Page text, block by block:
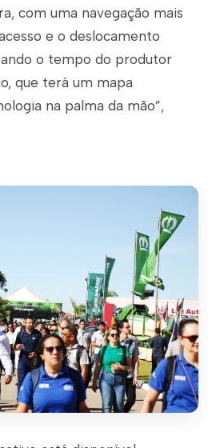
com uma navegação mais
e o deslocamento
o tempo do produtor
que terá um mapa
na palma da mão”,